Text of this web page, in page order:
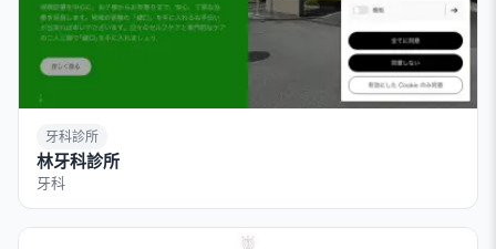
牙科診所
林牙科診所
牙科